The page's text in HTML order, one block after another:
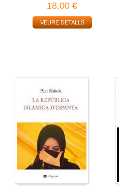
18,00 €
VEURE DETALLS